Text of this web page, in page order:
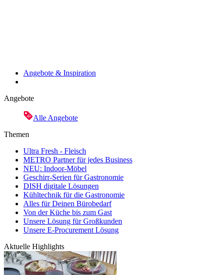
Angebote & Inspiration
Angebote
Alle Angebote
Themen
Ultra Fresh - Fleisch
METRO Partner für jedes Business
NEU: Indoor-Möbel
Geschirr-Serien für Gastronomie
DISH digitale Lösungen
Kühltechnik für die Gastronomie
Alles für Deinen Bürobedarf
Von der Küche bis zum Gast
Unsere Lösung für Großkunden
Unsere E-Procurement Lösung
Aktuelle Highlights